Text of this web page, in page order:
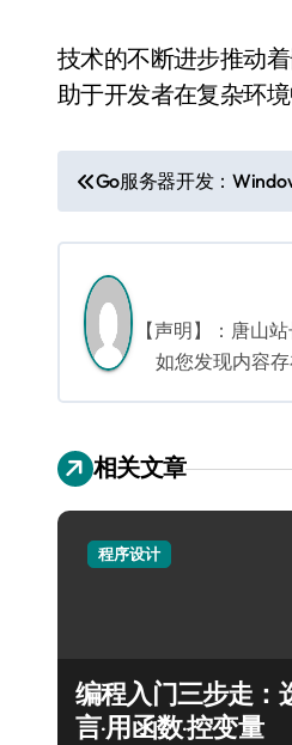
技术的不断进步推动
助于开发者在复杂环
文
章
导
航
Go服务器开发：
【声明】：唐山
如您发现内容
相关文章
程序设计
编程入门三步走：
言·用函数·控变量